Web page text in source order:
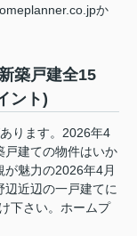
か
築戸建全15
ント)
ります。2026年4
戸建ての物件はいか
魅力の2026年4月
近辺の一戸建てに
下さい。ホームプ